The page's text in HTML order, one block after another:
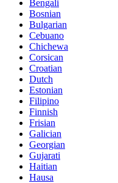
Bengali
Bosnian
Bulgarian
Cebuano
Chichewa
Corsican
Croatian
Dutch
Estonian
Filipino
Finnish
Frisian
Galician
Georgian
Gujarati
Haitian
Hausa